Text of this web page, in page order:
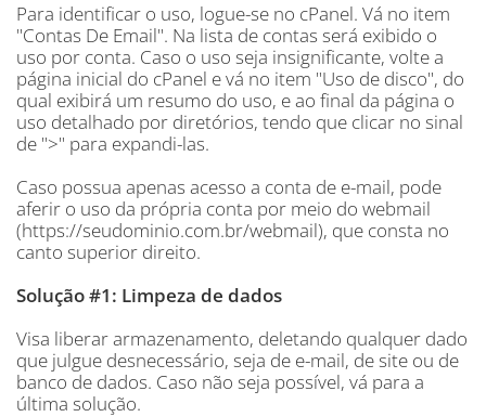
Para identificar o uso, logue-se no cPanel. Vá no item
"Contas De Email". Na lista de contas será exibido o
uso por conta. Caso o uso seja insignificante, volte a
página inicial do cPanel e vá no item "Uso de disco", do
qual exibirá um resumo do uso, e ao final da página o
uso detalhado por diretórios, tendo que clicar no sinal
de ">" para expandi-las.
Caso possua apenas acesso a conta de e-mail, pode
aferir o uso da própria conta por meio do webmail
(https://seudominio.com.br/webmail), que consta no
canto superior direito.
Solução #1: Limpeza de dados
Visa liberar armazenamento, deletando qualquer dado
que julgue desnecessário, seja de e-mail, de site ou de
banco de dados. Caso não seja possível, vá para a
última solução.